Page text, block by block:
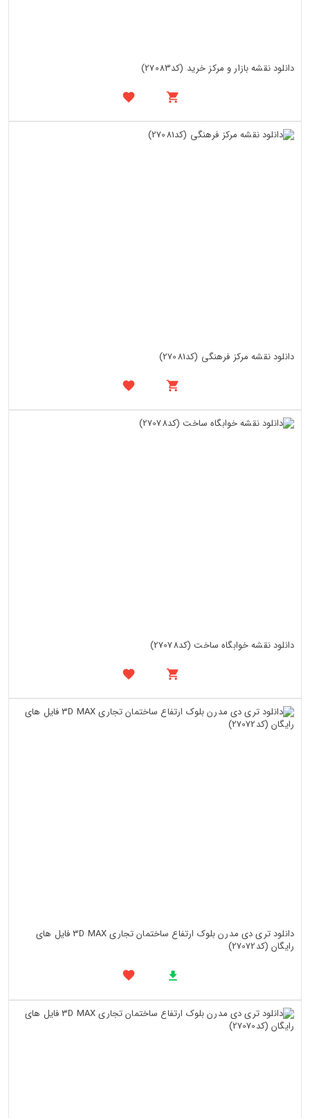
دانلود نقشه بازار و مرکز خرید (کد27083)
دانلود نقشه مرکز فرهنگی (کد27081)
دانلود نقشه خوابگاه ساخت (کد27078)
دانلود تری دی مدرن بلوک ارتفاع ساختمان تجاری 3D MAX فایل های
رایگان (کد27072)